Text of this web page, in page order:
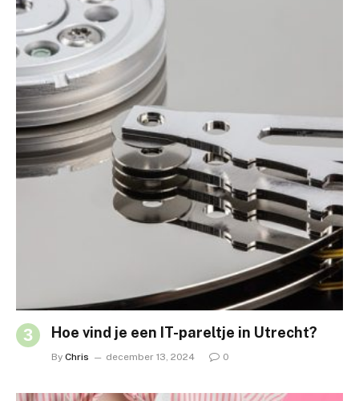
Hoe vind je een IT-pareltje in Utrecht?
By Chris december 13, 2024 0